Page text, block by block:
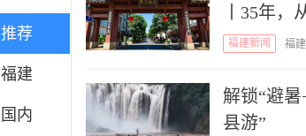
推荐
福建
国内
丨35年
福建新闻 福建
解锁“避
县游”